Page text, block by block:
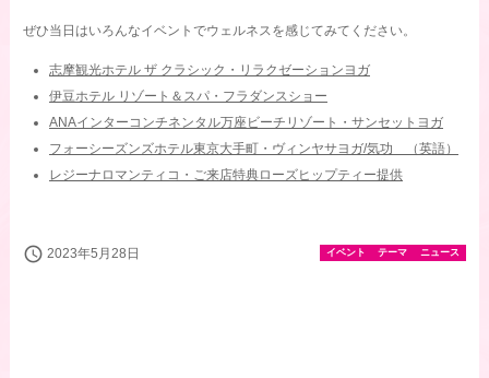
ぜひ当日はいろんなイベントでウェルネスを感じてみてください。
志摩観光ホテル ザ クラシック・リラクゼーションヨガ
伊豆ホテル リゾート＆スパ・フラダンスショー
ANAインターコンチネンタル万座ビーチリゾート・サンセットヨガ
フォーシーズンズホテル東京大手町・ヴィンヤサヨガ/気功 （英語）
レジーナロマンティコ・ご来店特典ローズヒップティー提供
schedule 2023年5月28日 イベント テーマ ニュース